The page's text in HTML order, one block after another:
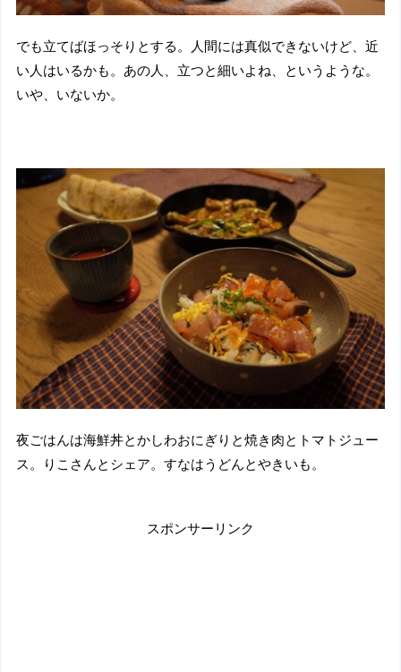
でも立てばほっそりとする。人間には真似できないけど、近
い人はいるかも。あの人、立つと細いよね、というような。
いや、いないか。
夜ごはんは海鮮丼とかしわおにぎりと焼き肉とトマトジュー
ス。りこさんとシェア。すなはうどんとやきいも。
スポンサーリンク